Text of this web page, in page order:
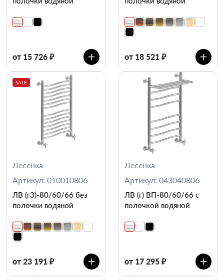
от 15 726 ₽ от 18 521 ₽
SALE
Лесенка
Артикул: 010010806
ЛВ (г3)-80/60/66 без
полочки водяной
от 23 191 ₽
Лесенка
Артикул: 043040806
ЛВ (г) ВП-80/60/66 с
полочкой водяной
от 17 295 ₽